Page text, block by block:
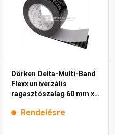
Dörken Delta-Multi-Band
Flexx univerzális
ragasztószalag 60 mm x
Rendelésre